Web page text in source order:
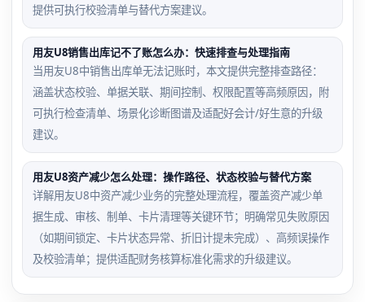
提供可执行校验清单与替代方案建议。
用友U8销售出库记不了账怎么办：快速排查与处理指南
当用友U8中销售出库单无法记账时，本文提供完整排查路径：
涵盖状态校验、单据关联、期间控制、权限配置等高频原因，附
可执行检查清单、场景化诊断图谱及适配好会计/好生意的升级
建议。
用友U8资产减少怎么处理：操作路径、状态校验与替代方案
详解用友U8中资产减少业务的完整处理流程，覆盖资产减少单
据生成、审核、制单、卡片清理等关键环节；明确常见失败原因
（如期间锁定、卡片状态异常、折旧计提未完成）、高频误操作
及校验清单；提供适配财务核算标准化需求的升级建议。